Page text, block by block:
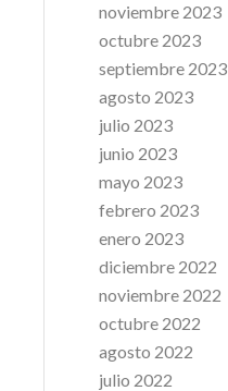
noviembre 2023
octubre 2023
septiembre 2023
agosto 2023
julio 2023
junio 2023
mayo 2023
febrero 2023
enero 2023
diciembre 2022
noviembre 2022
octubre 2022
agosto 2022
julio 2022